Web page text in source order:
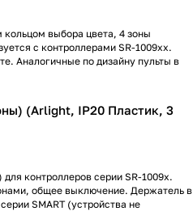
кольцом выбора цвета, 4 зоны
с контроллерами SR-1009xx.
Аналогичные по дизайну пульты в
(Arlight, IP20 Пластик, 3
контроллеров серии SR-1009х.
общее выключение. Держатель в
SMART (устройства не